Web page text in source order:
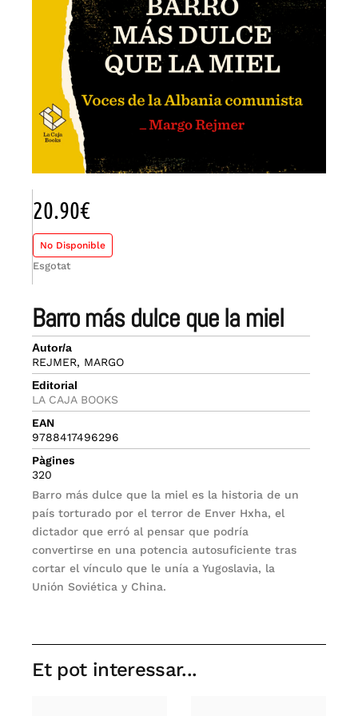
barro más dulce que la miel
Autor/a
REJMER, MARGO
Editorial
LA CAJA BOOKS
EAN
9788417496296
Pàgines
320
Barro más dulce que la miel es la historia de un
país torturado por el terror de Enver Hxha, el
dictador que erró al pensar que podría
convertirse en una potencia autosuficiente tras
cortar el vínculo que le unía a Yugoslavia, la
Unión Soviética y China.
20.90€
No Disponible
Esgotat
Et pot interessar...